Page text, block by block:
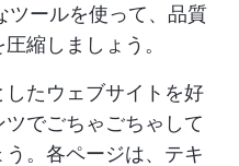
ツールを使って、品質
縮しましょう。
たウェブサイトを好
でごちゃごちゃして
。各ページは、テキ